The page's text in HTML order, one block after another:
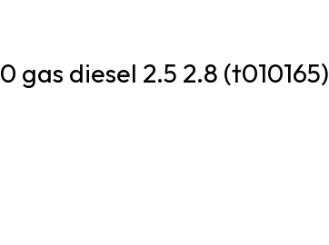
gas diesel 2.5 2.8 (t010165)